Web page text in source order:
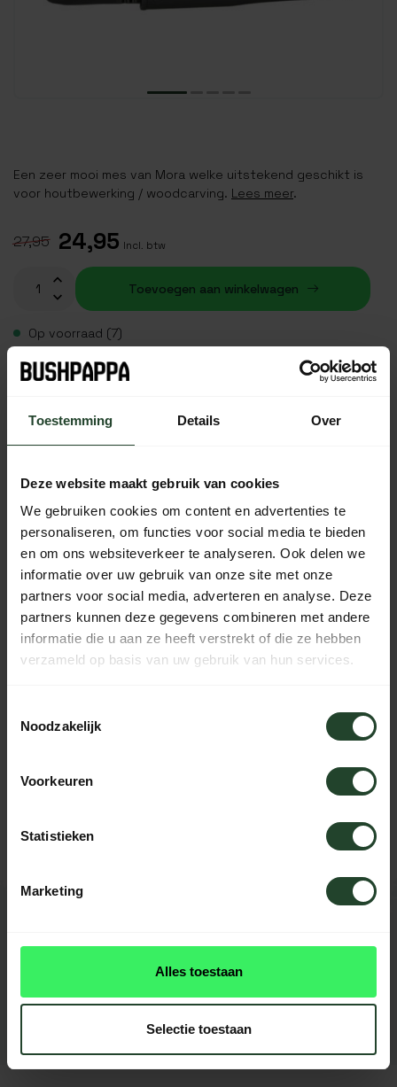
Toestemming Details Over
Deze website maakt gebruik van cookies
We gebruiken cookies om content en advertenties te
personaliseren, om functies voor social media te bieden
en om ons websiteverkeer te analyseren. Ook delen we
informatie over uw gebruik van onze site met onze
partners voor social media, adverteren en analyse. Deze
partners kunnen deze gegevens combineren met andere
informatie die u aan ze heeft verstrekt of die ze hebben
verzameld op basis van uw gebruik van hun services.
Noodzakelijk
Voorkeuren
Statistieken
Marketing
Alles toestaan
Selectie toestaan
Een zeer mooi mes van Mora welke uitstekend geschikt is
voor houtbewerking / woodcarving. Lees meer.
27,95 24,95 Incl. btw
Toevoegen aan winkelwagen
Op voorraad (7)
Gratis verzending vanaf € 90,- (NL, BE & DE)
14 dagen bedenktijd met no-nonsens retourbeleid
Iedere dag bereikbaar van 10:00 tot 20:00 via de chat,
telefoon of email
PRODUCTOMSCHRIJVING
SPECIFICATIES
reviews
Je beoordeling toevoegen